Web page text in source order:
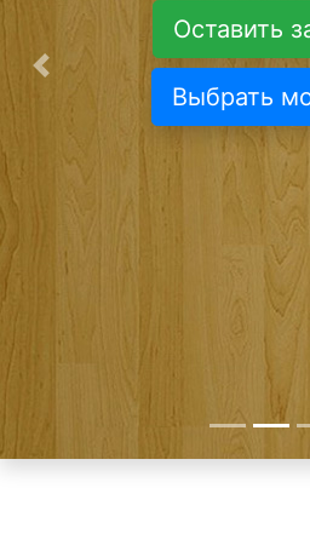
Оставить
Выбрать
Предыдущая